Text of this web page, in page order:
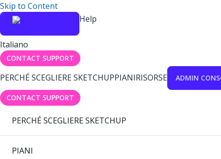
Skip to Content
Help
Italiano
CONTACT SUPPORT
PERCHÉ SCEGLIERE SKETCHUPPIANIRISORSE ADMIN
CONTACT SUPPORT
PERCHÉ SCEGLIERE SKETCHUP
PIANI